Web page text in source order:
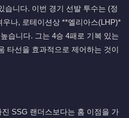
습니다. 이번 경기 선발 투수는 (정
우나, 로테이션상 **엘리아스(LHP)*
습니다. 그는 4승 4패로 기복 있는
타선을 효과적으로 제어하는 것이
SSG 랜더스보다는 홈 이점을 가